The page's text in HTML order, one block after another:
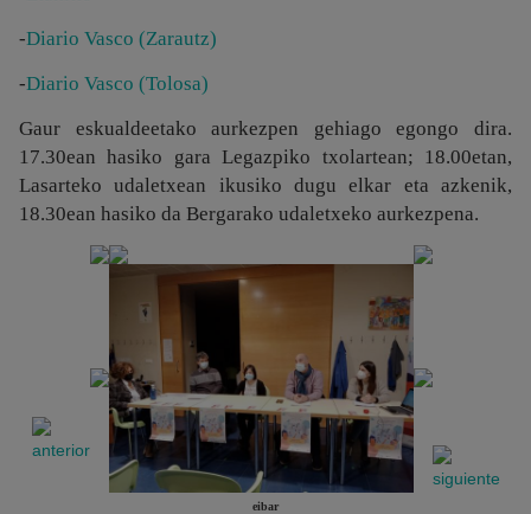
-Diario Vasco (Zarautz)
-Diario Vasco (Tolosa)
Gaur eskualdeetako aurkezpen gehiago egongo dira.
17.30ean hasiko gara Legazpiko txolartean; 18.00etan,
Lasarteko udaletxean ikusiko dugu elkar eta azkenik,
18.30ean hasiko da Bergarako udaletxeko aurkezpena.
eibar